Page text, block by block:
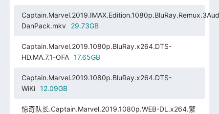
DanPack.mkv
29.73GB
Captain.Marvel.2019.1080p.BluRay.x264.DTS-
HD.MA.7.1-OFA
17.65GB
Captain.Marvel.2019.1080p.BluRay.x264.DTS-
WiKi
12.09GB
惊奇队长.Captain.Marvel.2019.1080p.WEB-DL.x264.繁